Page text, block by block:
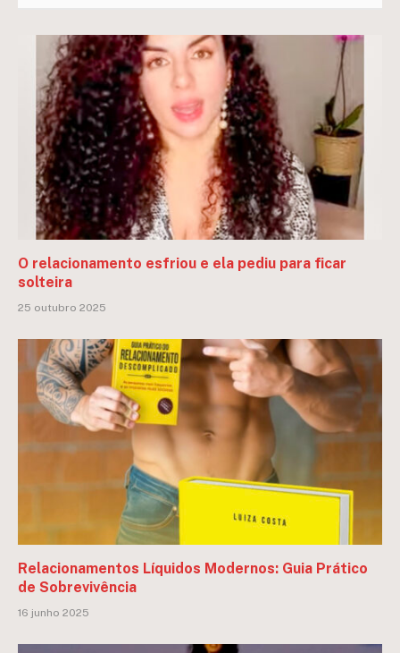
O relacionamento esfriou e ela pediu para ficar
solteira
25 outubro 2025
Relacionamentos Líquidos Modernos: Guia Prático
de Sobrevivência
16 junho 2025